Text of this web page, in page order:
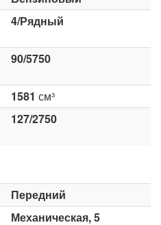
4/Рядный
90/5750
1581 см³
127/2750
Передний
Механическая, 5